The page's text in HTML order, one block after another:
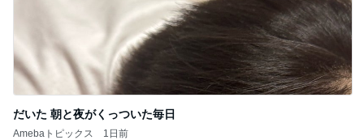
だいた 朝と夜がくっついた毎日
Amebaトピックス 1日前